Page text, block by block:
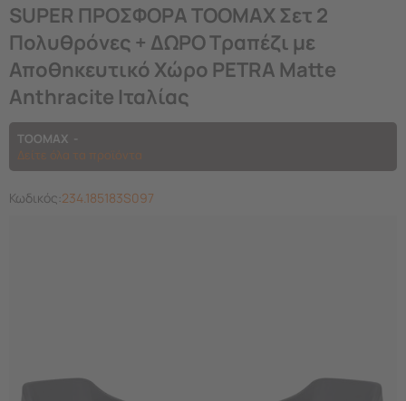
SUPER ΠΡΟΣΦΟΡΑ TOOMAX Σετ 2
Πολυθρόνες + ΔΩΡΟ Τραπέζι με
Αποθηκευτικό Χώρο PETRA Matte
Anthracite Ιταλίας
TOOMAX
Δείτε όλα τα προϊόντα
Κωδικός:234.185183S097